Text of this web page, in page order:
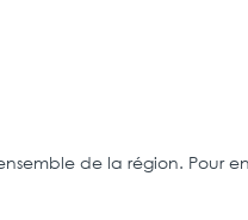
de la région. Pour en